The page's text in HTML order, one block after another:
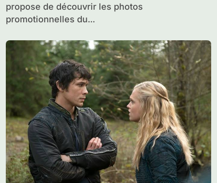
propose de découvrir les photos
promotionnelles du...